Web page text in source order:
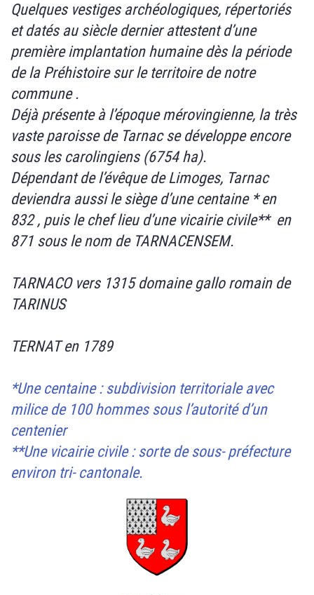
Quelques vestiges archéologiques, répertoriés
et datés au siècle dernier attestent d’une
première implantation humaine dès la période
de la Préhistoire sur le territoire de notre
commune .
Déjà présente à l’époque mérovingienne, la très
vaste paroisse de Tarnac se développe encore
sous les carolingiens (6754 ha).
Dépendant de l’évêque de Limoges, Tarnac
deviendra aussi le siège d’une centaine * en
832 , puis le chef lieu d’une vicairie civile** en
871 sous le nom de TARNACENSEM.
TARNACO vers 1315 domaine gallo romain de
TARINUS
TERNAT en 1789
*Une centaine : subdivision territoriale avec
milice de 100 hommes sousl’autorité d’un
centenier
**Une vicairie civile : sorte de sous- préfecture
environ tri- cantonale.